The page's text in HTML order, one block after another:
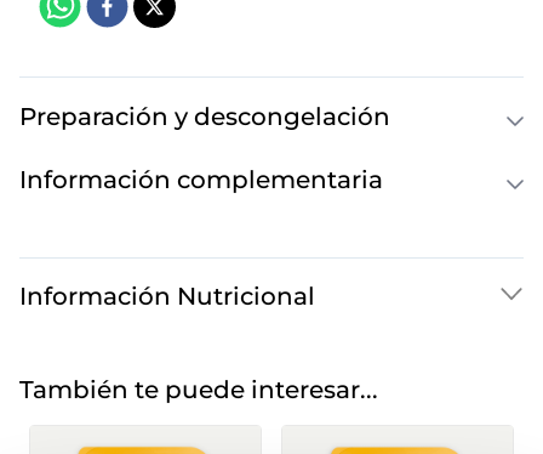
Preparación y descongelación
Información complementaria
Información Nutricional
También te puede interesar...